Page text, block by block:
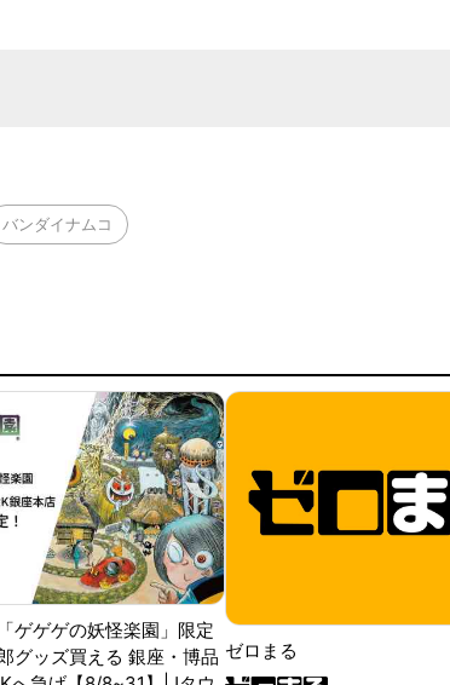
バンダイナムコ
ゲゲゲの妖怪楽園」限定
グッズ買える 銀座・博品 ゼロまる